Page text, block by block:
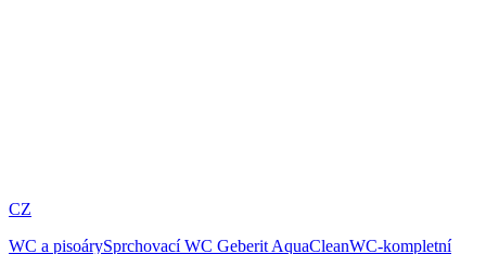
CZ
WC a pisoárySprchovací WC Geberit AquaCleanWC-kompletní